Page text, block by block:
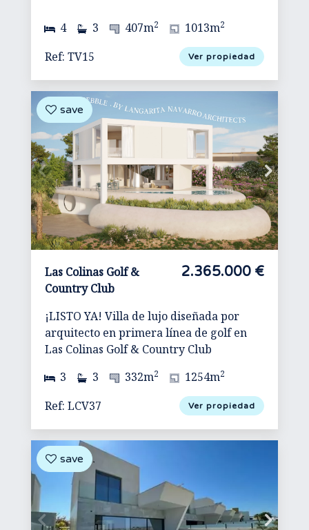
4 3 407m2 1013m2
Ref: TV15 Ver propiedad
Las Colinas Golf &
Country Club
2.365.000 €
¡LISTO YA! Villa de lujo diseñada por
arquitecto en primera línea de golf en
Las Colinas Golf & Country Club
3
3 332m2 1254m2
Ref: LCV37 Ver propiedad